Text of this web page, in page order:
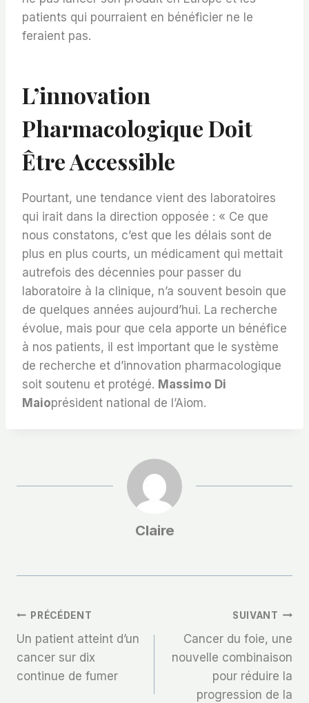
patients qui pourraient en bénéficier ne le
feraient pas.
L’innovation
Pharmacologique Doit
Être Accessible
Pourtant, une tendance vient des laboratoires
qui irait dans la direction opposée : « Ce que
nous constatons, c’est que les délais sont de
plus en plus courts, un médicament qui mettait
autrefois des décennies pour passer du
laboratoire à la clinique, n’a souvent besoin que
de quelques années aujourd’hui. La recherche
évolue, mais pour que cela apporte un bénéfice
à nos patients, il est important que le système
de recherche et d’innovation pharmacologique
soit soutenu et protégé. Massimo Di
Maioprésident national de l’Aiom.
Claire
Navigation
De
L’article
PRÉCÉDENT
Un patient atteint d’un
cancer sur dix
continue de fumer
SUIVANT
Cancer du foie, une
nouvelle combinaison
pour réduire la
progression de la